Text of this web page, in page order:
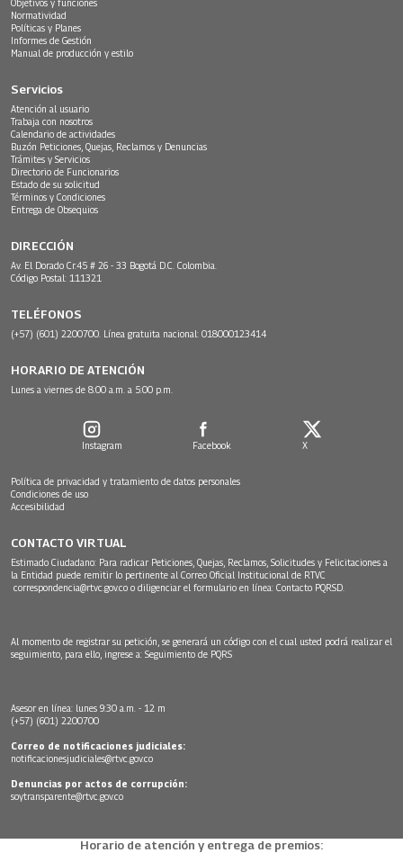
Objetivos y funciones
Normatividad
Políticas y Planes
Informes de Gestión
Manual de producción y estilo
Servicios
Atención al usuario
Trabaja con nosotros
Calendario de actividades
Buzón Peticiones, Quejas, Reclamos y Denuncias
Trámites y Servicios
Directorio de Funcionarios
Estado de su solicitud
Términos y Condiciones
Entrega de Obsequios
DIRECCIÓN
Av. El Dorado Cr.45 # 26 - 33 Bogotá D.C. Colombia.
Código Postal: 111321
TELÉFONOS
(+57) (601) 2200700. Línea gratuita nacional: 018000123414
HORARIO DE ATENCIÓN
Lunes a viernes de 8:00 a.m. a 5:00 p.m.
Instagram Facebook X
Política de privacidad y tratamiento de datos personales
Condiciones de uso
Accesibilidad
CONTACTO VIRTUAL
Estimado Ciudadano: Para radicar Peticiones, Quejas, Reclamos, Solicitudes y Felicitaciones a
la Entidad puede remitir lo pertinente al Correo Oficial Institucional de RTVC
correspondencia@rtvc.gov.co o diligenciar el formulario en línea: Contacto PQRSD.
Al momento de registrar su petición, se generará un código con el cual usted podrá realizar el
seguimiento, para ello, ingrese a: Seguimiento de PQRS
Asesor en línea: lunes 9:30 a.m. - 12 m
(+57) (601) 2200700
Correo de notificaciones judiciales:
notificacionesjudiciales@rtvc.gov.co
Denuncias por actos de corrupción:
soytransparente@rtvc.gov.co
Horario de atención y entrega de premios: